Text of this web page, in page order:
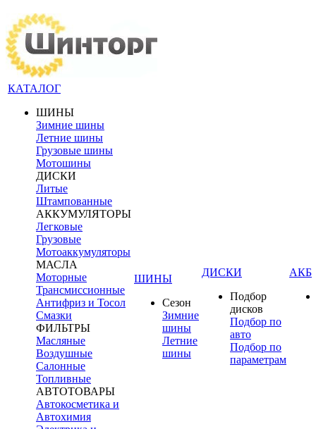
КАТАЛОГ
ШИНЫ
Зимние шины
Летние шины
Грузовые шины
Мотошины
ДИСКИ
Литые
Штампованные
АККУМУЛЯТОРЫ
Легковые
Грузовые
Мотоаккумуляторы
МАСЛА
Моторные
Трансмиссионные
Антифриз и Тосол
Смазки
ФИЛЬТРЫ
Масляные
Воздушные
Салонные
Топливные
АВТОТОВАРЫ
Автокосметика и
Автохимия
ШИНЫ
Сезон
Зимние
шины
Летние
шины
ДИСКИ
Подбор
дисков
Подбор по
авто
Подбор по
параметрам
АКБ